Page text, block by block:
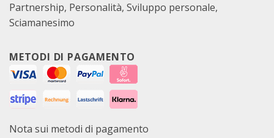
Partnership Personalità Sviluppo personale
Sciamanesimo
METODI DI PAGAMENTO
Nota sui metodi di pagamento